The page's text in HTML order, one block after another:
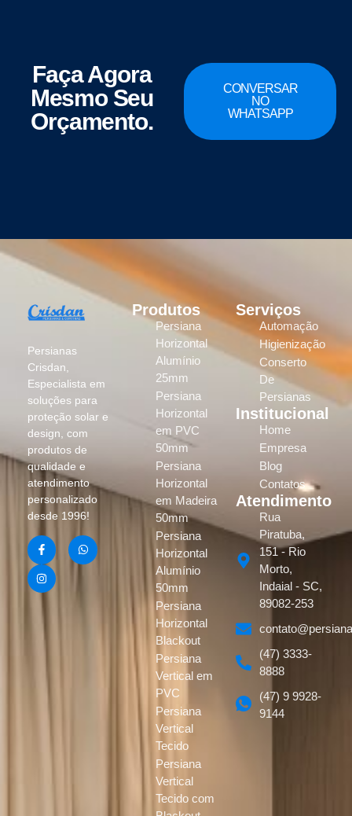
Faça Agora
Mesmo Seu
Orçamento.
CONVERSAR
NO
WHATSAPP
Persianas
Crisdan,
Especialista em
soluções para
proteção solar e
design, com
produtos de
qualidade e
atendimento
personalizado
desde 1996!
Produtos
Persiana
Horizontal
Alumínio
25mm
Persiana
Horizontal
em PVC
50mm
Persiana
Horizontal
em Madeira
50mm
Persiana
Horizontal
Alumínio
50mm
Persiana
Horizontal
Blackout
Persiana
Vertical em
PVC
Persiana
Vertical
Tecido
Persiana
Vertical
Tecido com
Serviços
Automação
Higienização
Conserto
De
Persianas
Institucional
Home
Empresa
Blog
Contatos
Atendimento
Rua
Piratuba,
151 - Rio
Morto,
Indaial - SC,
89082-253
(47) 3333-
8888
(47) 9 9928-
9144